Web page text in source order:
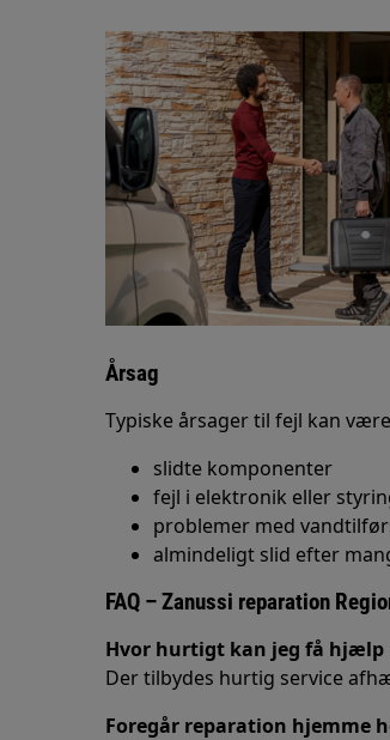
Årsag
Typiske årsager til fejl kan
slidte komponenter
fejl i elektronik eller
problemer med
almindeligt slid efter
FAQ – Zanussi reparation
Hvor hurtigt kan jeg få hjælp
Der tilbydes hurtig service
Foregår reparation hjemme